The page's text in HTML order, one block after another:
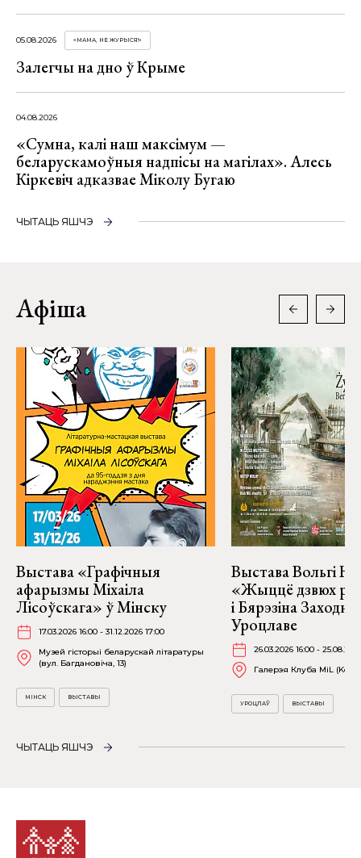
05.08.2026 «МАМА, НЕ ЖУРЫСЯ!»
Залегчы на дно ў Крыме
04.08.2026
«Сумна, калі наш максімум —
беларускамоўныя надпісы на магілах». Алесь
Кіркевіч адказвае Міколу Бугаю
ЧЫТАЦЬ ЯШЧЭ
Афіша
Выстава «Графічныя
афарызмы Міхаіла
Лісоўскага» ў Мінску
17.03.2026 16:00 - 31.12.2026 17:00
Музей гісторыі беларускай літаратуры
(вул. Багдановіча, 13)
МІНСК ВЫСТАВЫ
Выстава Вольгі
«Жыццё дзвюх
і Бярэзіна
Уроцлаве
26.03.2026 16:00 -
Галерэя Клуба MiL
УРОЦЛАЎ ВЫСТАВЫ
ЧЫТАЦЬ ЯШЧЭ